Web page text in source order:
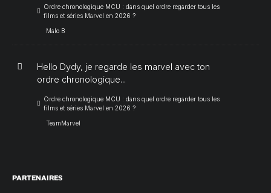
Ordre chronologique MCU : dans quel ordre regarder tous les
films et séries Marvel en 2026 ?
Malo B
Hello Dydy, je regarde les marvel avec ton
ordre chronologique...
Ordre chronologique MCU : dans quel ordre regarder tous les
films et séries Marvel en 2026 ?
TeamMarvel
PARTENAIRES